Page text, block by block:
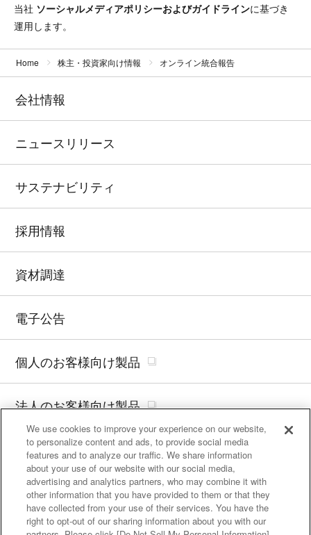
当社 ソーシャルメディアポリシーおよびガイドラインに基づき
運用します。
Home 株主・投資家向け情報 オンライン統合報告
会社情報
ニュースリリース
サステナビリティ
採用情報
資材調達
電子公告
個人のお客様向け製品
法人のお客様向け製品
サイトマップ
サイトの利用条件
個人情報保護に関して
We use cookies to improve your experience on our website,
to personalize content and ads, to provide social media
features and to analyze our traffic. We share information
about your use of our website with our social media,
advertising and analytics partners, who may combine it with
other information that you have provided to them or that they
have collected from your use of their services. You have the
right to opt-out of our sharing information about you with our